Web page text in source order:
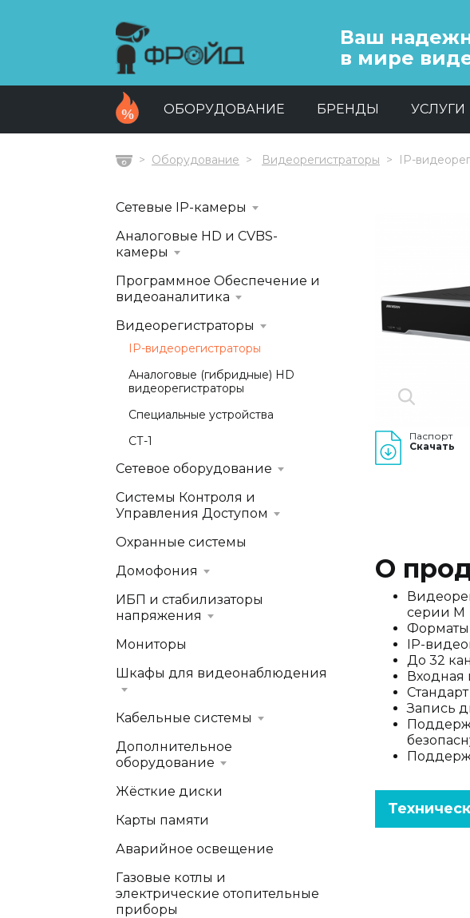
Ваш
в мире
ОБОРУДОВАНИЕ БРЕНДЫ УСЛУГИ
ГлавнаяОборудование Видеорегистраторы IP-
Паспорт
Скачать
О
серии М
Форматы
IP-
До 32
Входная
Запись
Сетевые IP-камеры
Аналоговые HD и CVBS-
камеры
Программное Обеспечение и
видеоаналитика
Видеорегистраторы
IP-видеорегистраторы
Аналоговые (гибридные) HD
видеорегистраторы
Специальные устройства
СТ-1
Сетевое оборудование
Системы Контроля и
Управления Доступом
Охранные системы
Домофония
ИБП и стабилизаторы
напряжения
Мониторы
Шкафы для видеонаблюдения
Кабельные системы
Дополнительное
оборудование
Жёсткие диски
Карты памяти
Аварийное освещение
Газовые котлы и
электрические отопительные
приборы